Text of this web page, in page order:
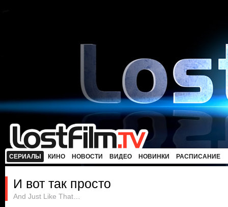
СЕРИАЛЫ КИНО НОВОСТИ ВИДЕО НОВИНКИ РАСПИСАНИЕ
И вот так просто
And Just Like That…